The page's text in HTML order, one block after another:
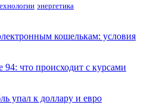
энергетика
кошелькам: условия
что происходит с курсами
упал к доллару и евро